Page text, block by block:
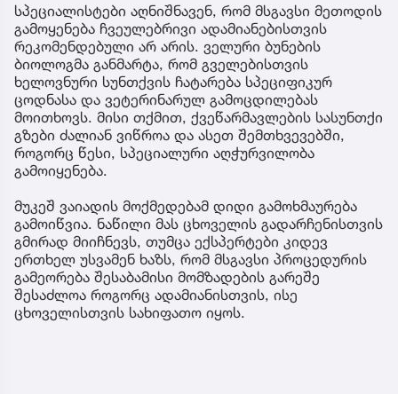
სპეციალისტები აღნიშნავენ, რომ მსგავსი მეთოდის
გამოყენება ჩვეულებრივი ადამიანებისთვის
რეკომენდებული არ არის. ველური ბუნების
ბიოლოგმა განმარტა, რომ გველებისთვის
ხელოვნური სუნთქვის ჩატარება სპეციფიკურ
ცოდნასა და ვეტერინარულ გამოცდილებას
მოითხოვს. მისი თქმით, ქვეწარმავლების სასუნთქი
გზები ძალიან ვიწროა და ასეთ შემთხვევებში,
როგორც წესი, სპეციალური აღჭურვილობა
გამოიყენება.
მუკეშ ვაიადის მოქმედებამ დიდი გამოხმაურება
გამოიწვია. ნაწილი მას ცხოველის გადარჩენისთვის
გმირად მიიჩნევს, თუმცა ექსპერტები კიდევ
ერთხელ უსვამენ ხაზს, რომ მსგავსი პროცედურის
გამეორება შესაბამისი მომზადების გარეშე
შესაძლოა როგორც ადამიანისთვის, ისე
ცხოველისთვის სახიფათო იყოს.